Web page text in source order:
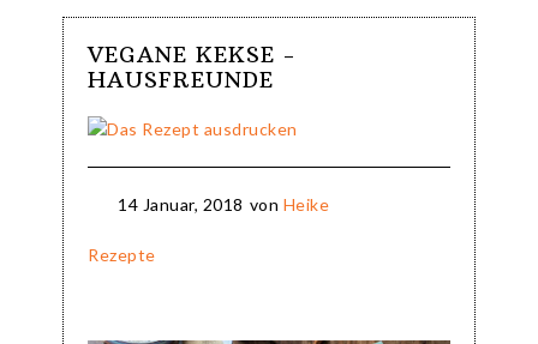
VEGANE KEKSE -
HAUSFREUNDE
14 Januar, 2018 von Heike
Rezepte